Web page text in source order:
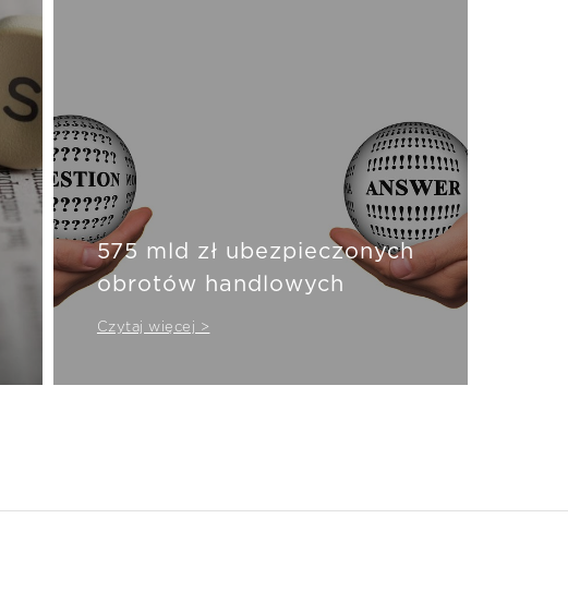
575 mld zł ubezpieczonych
obrotów handlowych
Czytaj więcej >